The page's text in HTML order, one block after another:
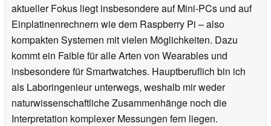
aktueller Fokus liegt insbesondere auf Mini-PCs und auf
Einplatinenrechnern wie dem Raspberry Pi – also
kompakten Systemen mit vielen Möglichkeiten. Dazu
kommt ein Faible für alle Arten von Wearables und
insbesondere für Smartwatches. Hauptberuflich bin ich
als Laboringenieur unterwegs, weshalb mir weder
naturwissenschaftliche Zusammenhänge noch die
Interpretation komplexer Messungen fern liegen.